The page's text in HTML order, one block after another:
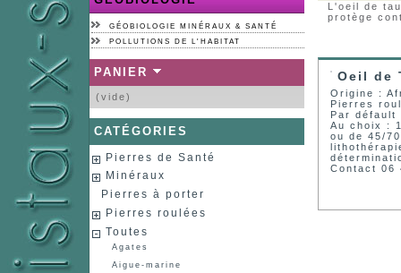
GÉOBIOLOGIE MINÉRAUX & SANTÉ
POLLUTIONS DE L'HABITAT
PANIER
(vide)
CATÉGORIES
Pierres de Santé
Minéraux
Pierres à porter
Pierres roulées
Toutes
Agates
Aigue-marine
L'oeil de
protège
Oeil de
Origine :
Pierres
Par défault
Au choix :
ou de 45/
Contact 06